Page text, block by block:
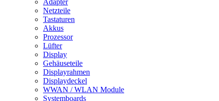
Adapter
Netzteile
Tastaturen
Akkus
Prozessor
Lüfter
Display
Gehäuseteile
Displayrahmen
Displaydeckel
WWAN / WLAN Module
Systemboards